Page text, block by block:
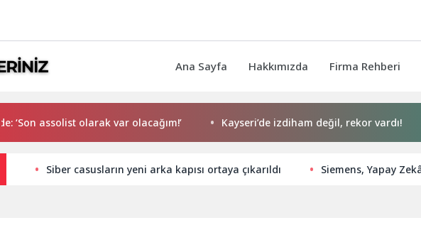
Ana Sayfa Hakkımızda Firma Rehberi
assolist olarak var olacağım!’ Kayseri’de izdiham değil, rekor vardı!
Siber casusların yeni arka kapısı ortaya çıkarıldı Siemens, Yapay